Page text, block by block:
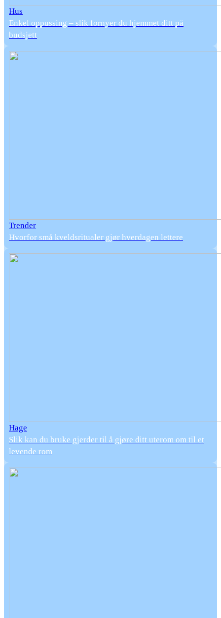
Hus
Enkel oppussing – slik fornyer du hjemmet ditt på
budsjett
Trender
Hvorfor små kveldsritualer gjør hverdagen lettere
Hage
Slik kan du bruke gjerder til å gjøre ditt uterom om til et
levende rom